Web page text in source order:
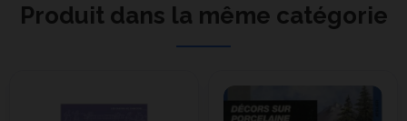
Produit dans la même catégorie